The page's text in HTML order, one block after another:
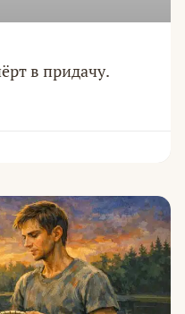
в придачу.